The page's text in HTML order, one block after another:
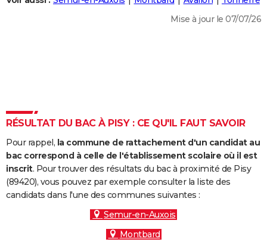
DICTIONNAIRE
COPAINS D'AVANT
S'inscrire
Se connecter
Lycées
Collèges
Primaires
Universités
Entreprises
Service militaire
Avis de recherche
AVIS DE DÉCÈS
Mise à jour le 07/07/26
RÉSULTAT DU BAC À PISY : CE QU'IL FAUT SAVOIR
Pour rappel, la commune de rattachement d'un candidat au
bac correspond à celle de l'établissement scolaire où il est
inscrit. Pour trouver des résultats du bac à proximité de Pisy
(89420), vous pouvez par exemple consulter la liste des
candidats dans l'une des communes suivantes :
Semur-en-Auxois
Montbard